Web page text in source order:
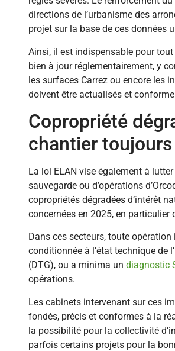
directions de l’urbanisme des
projet sur la base de ces données
Ainsi, il est indispensable pour tout
bien à jour réglementairement, y
les surfaces Carrez ou encore les
doivent être actualisés et
Copropriété
chantier
La loi ELAN vise également à
sauvegarde ou d’opérations
copropriétés dégradées d’intérêt
concernées en 2025, en particulier
Dans ces secteurs, toute
conditionnée à l’état technique de
(DTG), ou a minima un diagnostic
opérations.
Les cabinets intervenant sur ces
fondés, précis et conformes à la
la possibilité pour la collectivité
parfois certains projets pour la